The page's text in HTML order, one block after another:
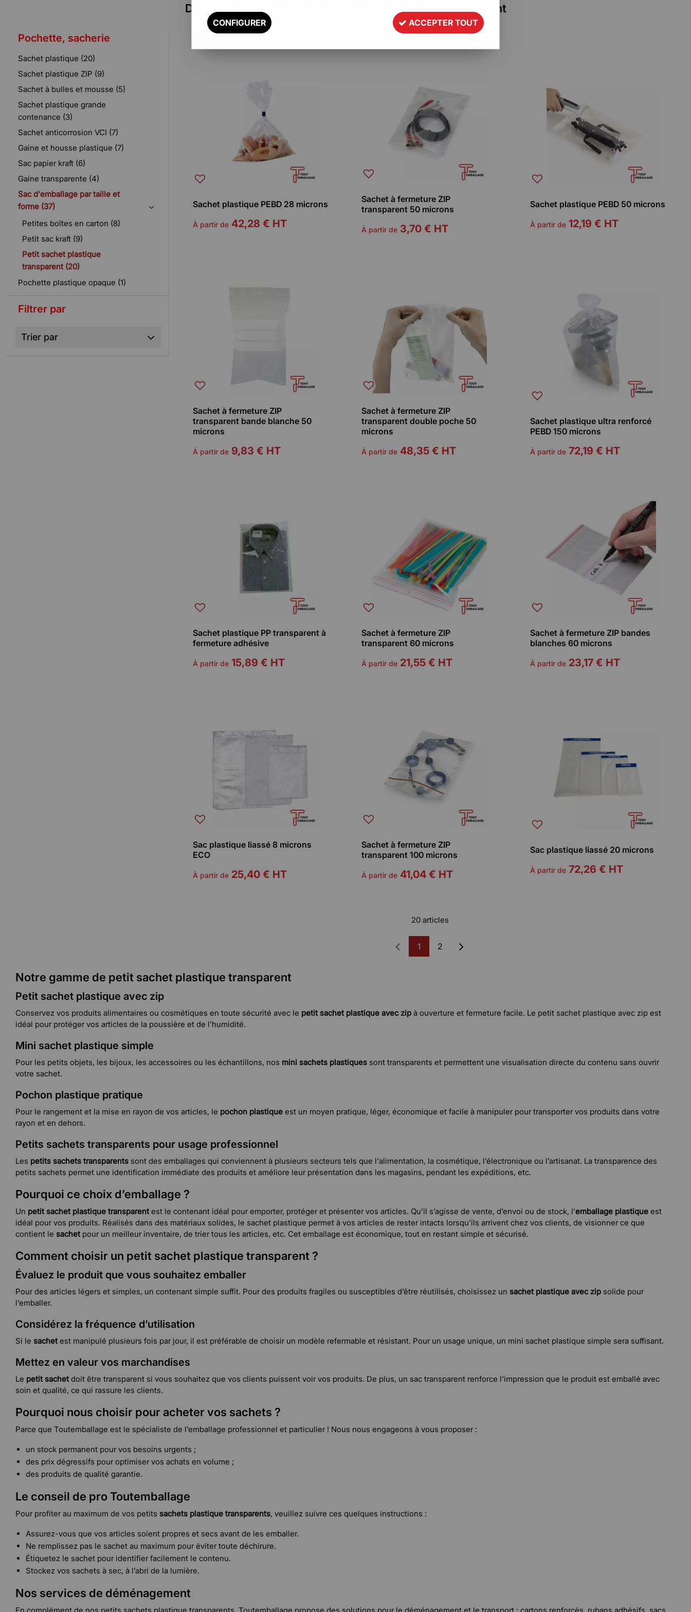
Découvrez tous nos petits sachets en plastique transparent
Pochette, sacherie
Sachet plastique (20)
Sachet plastique ZIP (9)
Sachet à bulles et mousse (5)
Sachet plastique grande
contenance (3)
Sachet anticorrosion VCI (7)
Gaine et housse plastique (7)
Sac papier kraft (6)
Gaine transparente (4)
Sac d'emballage par taille et
forme (37)
Petites boîtes en carton (8)
Petit sac kraft (9)
Petit sachet plastique
transparent (20)
Pochette plastique opaque (1)
Filtrer par
Trier par
Sachet plastique PEBD 28 microns
À partir de42,28 € HT
Sachet à fermeture ZIP
transparent 50 microns
À partir de3,70 € HT
Sachet plastique PEBD 50 microns
À partir de 12,19 € HT
Sachet à fermeture ZIP
transparent bande blanche 50
microns
À partir de9,83 € HT
Sachet à fermeture ZIP
transparent double poche 50
microns
À partir de48,35 € HT
Sachet plastique ultra renforcé
PEBD 150 microns
À partir de 72,19 € HT
Sachet plastique PP transparent à
fermeture adhésive
À partir de15,89 € HT
Sachet à fermeture ZIP
transparent 60 microns
À partir de21,55 € HT
Sachet à fermeture ZIP bandes
blanches 60 microns
À partir de 23,17 € HT
Sac plastique liassé 8 microns
ECO
À partir de25,40 € HT
Sachet à fermeture ZIP
transparent 100 microns
À partir de41,04 € HT
Sac plastique liassé 20 microns
À partir de 72,26 € HT
20 articles
1 2
Notre gamme de petit sachet plastique transparent
Petit sachet plastique avec zip
Conservez vos produits alimentaires ou cosmétiques en toute sécurité avec le petit sachet plastique avec zip à ouverture et fermeture facile. Le petit sachet plastique avec zip est
idéal pour protéger vos articles de la poussière et de l’humidité.
Mini sachet plastique simple
Pour les petits objets, les bijoux, les accessoires ou les échantillons, nos mini sachets plastiques sont transparents et permettent une visualisation directe du contenu sans ouvrir
votre sachet.
Pochon plastique pratique
Pour le rangement et la mise en rayon de vos articles, le pochon plastique est un moyen pratique, léger, économique et facile à manipuler pour transporter vos produits dans votre
rayon et en dehors.
Petits sachets transparents pour usage professionnel
Les petits sachets transparents sont des emballages qui conviennent à plusieurs secteurs tels que l'alimentation, la cosmétique, l’électronique ou l’artisanat. La transparence des
petits sachets permet une identification immédiate des produits et améliore leur présentation dans les magasins, pendant les expéditions, etc.
Pourquoi ce choix d’emballage ?
Un petit sachet plastique transparent est le contenant idéal pour emporter, protéger et présenter vos articles. Qu’il s’agisse de vente, d’envoi ou de stock, l’emballage plastique est
idéal pour vos produits. Réalisés dans des matériaux solides, le sachet plastique permet à vos articles de rester intacts lorsqu’ils arrivent chez vos clients, de visionner ce que
contient le sachet pour un meilleur inventaire, de trier tous les articles, etc. Cet emballage est économique, tout en restant simple et sécurisé.
Comment choisir un petit sachet plastique transparent ?
Évaluez le produit que vous souhaitez emballer
Pour des articles légers et simples, un contenant simple suffit. Pour des produits fragiles ou susceptibles d’être réutilisés, choisissez un sachet plastique avec zip solide pour
l’emballer.
Considérez la fréquence d’utilisation
Si le sachet est manipulé plusieurs fois par jour, il est préférable de choisir un modèle refermable et résistant. Pour un usage unique, un mini sachet plastique simple sera suffisant.
Mettez en valeur vos marchandises
Le petit sachet doit être transparent si vous souhaitez que vos clients puissent voir vos produits. De plus, un sac transparent renforce l’impression que le produit est emballé avec
soin et qualité, ce qui rassure les clients.
Pourquoi nous choisir pour acheter vos sachets ?
Parce que Toutemballage est le spécialiste de l’emballage professionnel et particulier ! Nous nous engageons à vous proposer :
un stock permanent pour vos besoins urgents ;
des prix dégressifs pour optimiser vos achats en volume ;
des produits de qualité garantie.
Le conseil de pro Toutemballage
Pour profiter au maximum de vos petits sachets plastique transparents, veuillez suivre ces quelques instructions :
Assurez-vous que vos articles soient propres et secs avant de les emballer.
Ne remplissez pas le sachet au maximum pour éviter toute déchirure.
Étiquetez le sachet pour identifier facilement le contenu.
Stockez vos sachets à sec, à l’abri de la lumière.
Nos services de déménagement
CONFIGURER ACCEPTER TOUT